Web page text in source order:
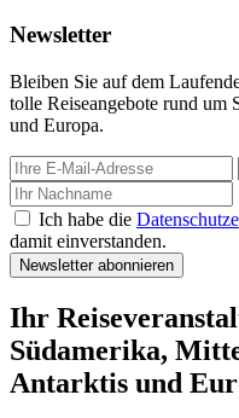
Newsletter
Bleiben Sie auf dem
tolle Reiseangebote rund um
und Europa.
Ich habe die
damit einverstanden.
Newsletter abonnieren
Ihr
Südamerika,
Antarktis und